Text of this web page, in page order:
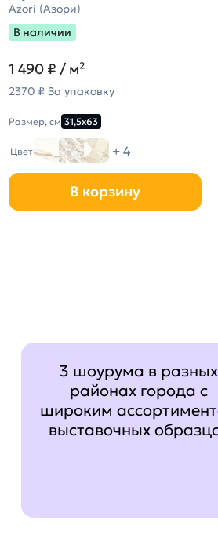
Azori (Азори)
В наличии
1 490 ₽ / м²
2370 ₽ За упаковку
Размер, см 31,5х63
Цвет + 4
В корзину
3 шоурума в разных
районах города с
широким
выставочных